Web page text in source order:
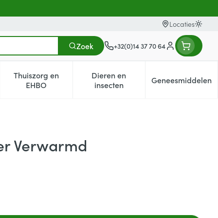
Locaties
Zoek +32(0)14 37 70 64
Klant menu
categorie
voor Natuur geneeskunde categorie
Thuiszorg en
EHBOToon submenu voor Thuiszorg en EHBO categorie
Dieren en
insecten
Toon submenu voor Dieren en
Geneesmiddelen
Toon
Verwarmd